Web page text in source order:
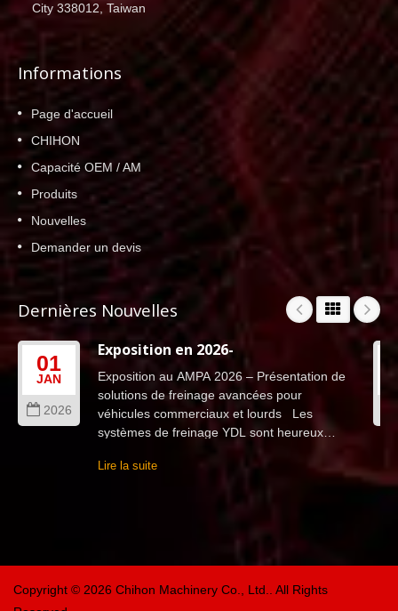
City 338012, Taiwan
Informations
Page d'accueil
CHIHON
Capacité OEM / AM
Produits
Nouvelles
Demander un devis
Dernières Nouvelles
01
JAN
2026
Exposition en 2026-
Exposition au AMPA 2026 – Présentation de
solutions de freinage avancées pour
véhicules commerciaux et lourds Les
systèmes de freinage YDL sont heureux
Lire la suite
Copyright © 2026 Chihon Machinery Co., Ltd.. All Rights